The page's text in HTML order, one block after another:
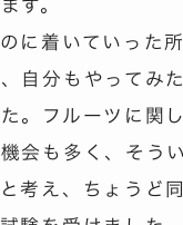
す。
に着いていった
自分もやってみ
。フルーツに関
会も多く、そう
考え、ちょうど